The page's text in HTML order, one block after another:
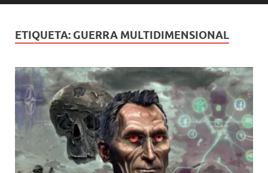
ETIQUETA: GUERRA MULTIDIMENSIONAL